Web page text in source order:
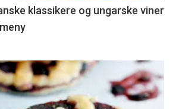
klassikere og ungarske viner